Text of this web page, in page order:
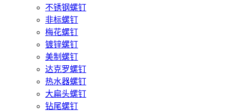
不锈钢螺钉
非标螺钉
梅花螺钉
镀锌螺钉
美制螺钉
达克罗螺钉
热水器螺钉
大扁头螺钉
钻尾螺钉